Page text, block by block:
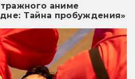
аниме
Тайна пробуждения»